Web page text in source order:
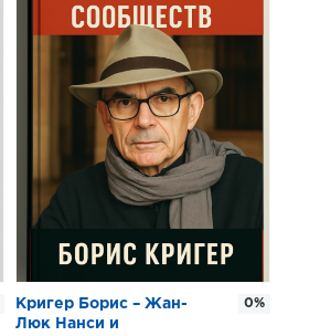
Кригер Борис – Жан-
Люк Нанси и
0%